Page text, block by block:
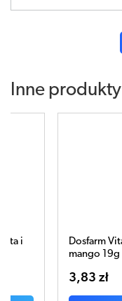
Inne
mięta i